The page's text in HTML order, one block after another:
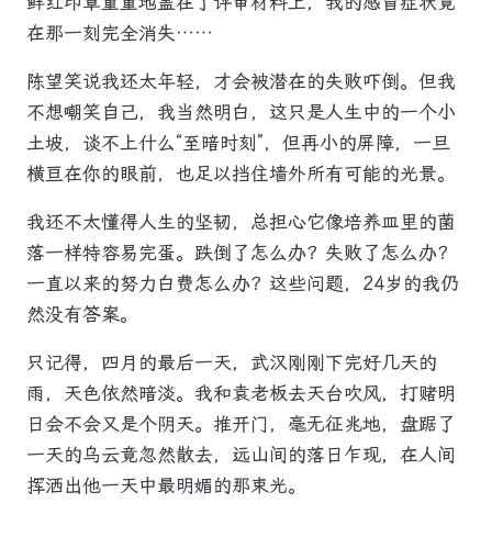
在那一刻完全消失……
陈望笑说我还太年轻，才会被潜在的失败吓倒。但我
不想嘲笑自己，我当然明白，这只是人生中的一个小
土坡，谈不上什么“至暗时刻”，但再小的屏障，一旦
横亘在你的眼前，也足以挡住墙外所有可能的光景。
我还不太懂得人生的坚韧，总担心它像培养皿里的菌
落一样特容易完蛋。跌倒了怎么办？失败了怎么办？
一直以来的努力白费怎么办？这些问题，24岁的我仍
然没有答案。
只记得，四月的最后一天，武汉刚刚下完好几天的
雨，天色依然暗淡。我和袁老板去天台吹风，打赌明
日会不会又是个阴天。推开门，毫无征兆地，盘踞了
一天的乌云竟忽然散去，远山间的落日乍现，在人间
挥洒出他一天中最明媚的那束光。